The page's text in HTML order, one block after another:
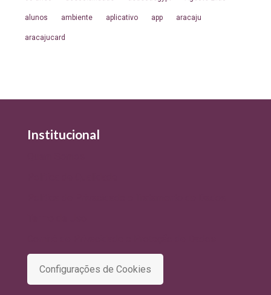
alunos ambiente aplicativo app aracaju
aracajucard
Institucional
Configurações de Cookies